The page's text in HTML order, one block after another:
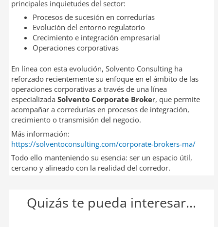
principales inquietudes del sector:
Procesos de sucesión en corredurías
Evolución del entorno regulatorio
Crecimiento e integración empresarial
Operaciones corporativas
En línea con esta evolución, Solvento Consulting ha
reforzado recientemente su enfoque en el ámbito de las
operaciones corporativas a través de una línea
especializada Solvento Corporate Broker, que permite
acompañar a corredurías en procesos de integración,
crecimiento o transmisión del negocio.
Más información:
https://solventoconsulting.com/corporate-brokers-ma/
Todo ello manteniendo su esencia: ser un espacio útil,
cercano y alineado con la realidad del corredor.
Quizás te pueda interesar...